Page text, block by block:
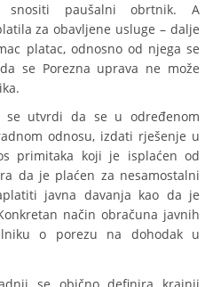
snositi paušalni obrtnik. A
za obavljene usluge – dalje
platac, odnosno od njega se
se Porezna uprava ne može
se utvrdi da se u određenom
odnosu, izdati rješenje u
primitaka koji je isplaćen od
da je plaćen za nesamostalni
javna davanja kao da je
način obračuna javnih
o porezu na dohodak u